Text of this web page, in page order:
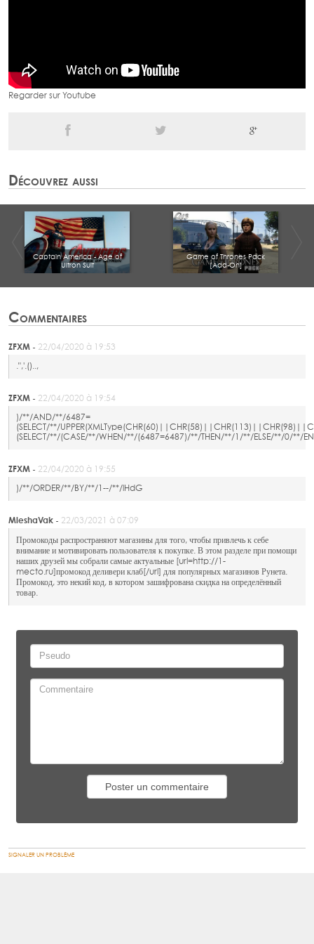
Regarder sur Youtube
Découvrez aussi
Captain America - Age of
Ultron Suit
Game of Thrones Pack
[Add-On]
Commentaires
ZFXM - 22/04/2020 à 19:53
.",'.()..,
ZFXM - 22/04/2020 à 19:54
)/**/AND/**/6487=
(SELECT/**/
(SELECT/**/(CASE/**/WHEN/**/(6487=6487)/**/THEN/**/1/**/ELSE/**/
ZFXM - 22/04/2020 à 19:55
)/**/ORDER/**/BY/**/1--/**/lHdG
MieshaVak - 22/03/2021 à 07:09
Промокоды распространяют магазины для того, чтобы привлечь к себе
внимание и мотивировать пользователя к покупке. В этом разделе при помощи
наших друзей мы собрали самые актуальные [url=http://1-
mecto.ru]промокод деливери клаб[/url] для популярных магазинов Рунета.
Промокод, это некий код, в котором зашифрована скидка на определённый
товар.
SIGNALER UN PROBLÈME